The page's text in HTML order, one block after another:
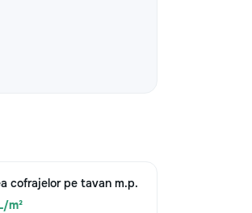
cofrajelor pe tavan m.p.
m²